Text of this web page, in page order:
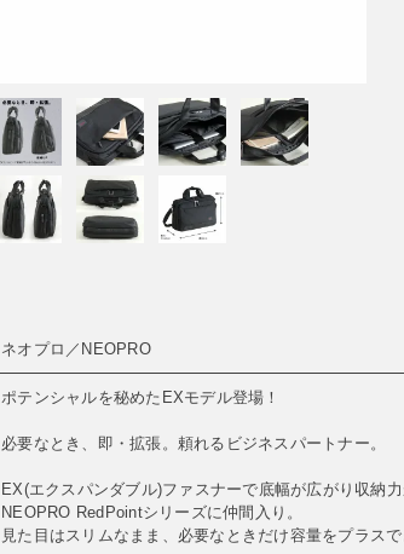
ネオプロ／NEOPRO
ポテンシャルを秘めたEXモデル登場！
必要なとき、即・拡張。頼れるビジネスパートナー。
EX(エクスパンダブル)ファスナーで底幅が広がり収納力
NEOPRO RedPointシリーズに仲間入り。
見た目はスリムなまま、必要なときだけ容量をプラスで